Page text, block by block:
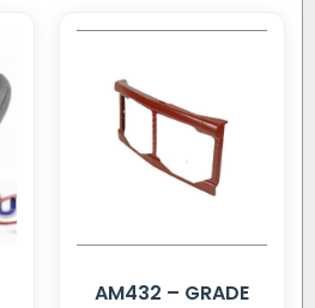
AM432 – GRADE